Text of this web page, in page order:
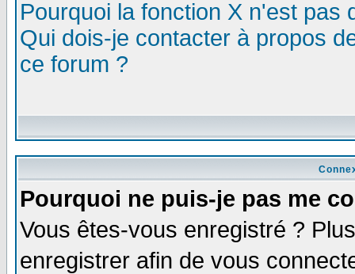
Pourquoi la fonction X n'est pas
Qui dois-je contacter à propos
ce forum ?
Pourquoi ne puis-je pas me
Vous êtes-vous enregistré ?
enregistrer afin de vous